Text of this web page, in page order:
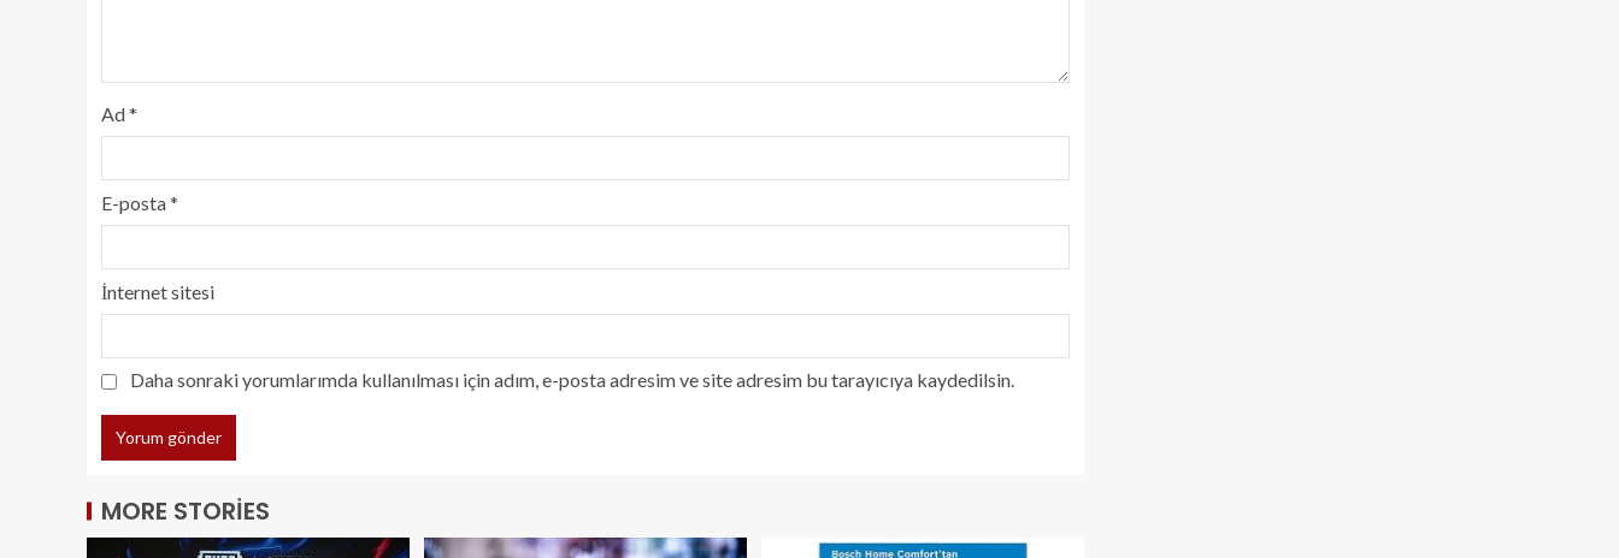
Ad*
E-posta*
İnternet sitesi
Daha sonraki yorumlarımda kullanılması için adım, e-posta adresim ve site adresim bu tarayıcıya kaydedilsin.
MORE STORIES